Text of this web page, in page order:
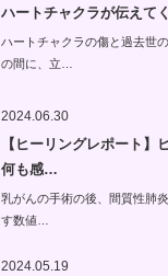
ハートチャクラが伝えて
ハートチャクラの傷と過去世
の間に、立…
2024.06.30
【ヒーリングレポート】
何も感…
乳がんの手術の後、間質性肺
す数値…
2024.05.19